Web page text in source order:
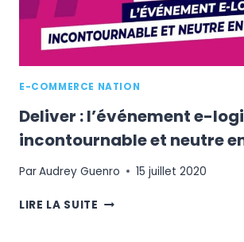
E-COMMERCE NATION
Deliver : l’événement e-
incontournable et neutre
ParAudrey Guenro 15 juillet 2020
LIRE LA SUITE DELIVER